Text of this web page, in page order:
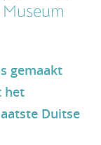
gemaakt
het
Duitse